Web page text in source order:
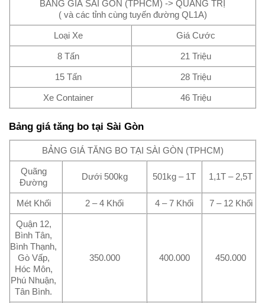
BẢNG GIÁ SÀI GÒN (TPHCM) -> QUẢNG TRỊ
( và các tỉnh cùng tuyến đường QL1A)
Loại Xe Giá Cước
8 Tấn 21 Triệu
15 Tấn 28 Triệu
Xe Container 46 Triệu
Bảng giá tăng bo tại Sài Gòn
BẢNG GIÁ TĂNG BO TẠI SÀI GÒN (TPHCM)
Quãng
Đường
Dưới 500kg 501kg – 1T 1,1T – 2,5T
Mét Khối 2 – 4 Khối 4 – 7 Khối 7 – 12 Khối
Quận 12,
Bình Tân,
Bình Thạnh,
Gò Vấp,
Hóc Môn,
Phú Nhuận,
Tân Bình.
350.000 400.000 450.000